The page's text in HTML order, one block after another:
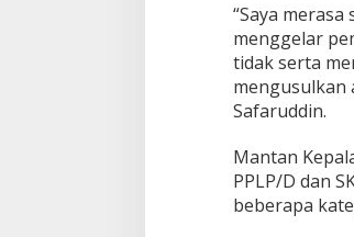
“Saya
menggelar
tidak serta
mengusulkan
Safaruddin.
Mantan
PPLP/D dan
beberapa